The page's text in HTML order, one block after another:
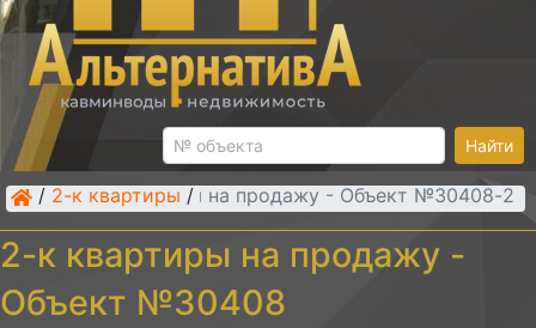
Найти
/ 2-к квартиры / 2-к квартиры на продажу - Объект №30408
2-к квартиры на продажу -
Объект №30408